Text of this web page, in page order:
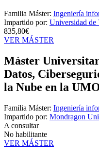
Familia Máster: Ingeniería
Impartido por: Universidad de
835,80€
VER MÁSTER
Máster
Datos,
la Nube en la
Familia Máster: Ingeniería
Impartido por: Mondragon
A consultar
No habilitante
VER MÁSTER